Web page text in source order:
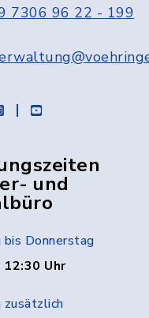
7306 96 22 - 199
instagramyoutube
und
Donnerstag
Uhr